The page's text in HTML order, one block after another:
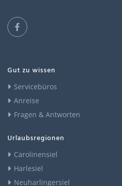
Gut zu wissen
Servicebüros
Anreise
Fragen & Antworten
Urlaubsregionen
Carolinensiel
Harlesiel
Neuharlingersiel